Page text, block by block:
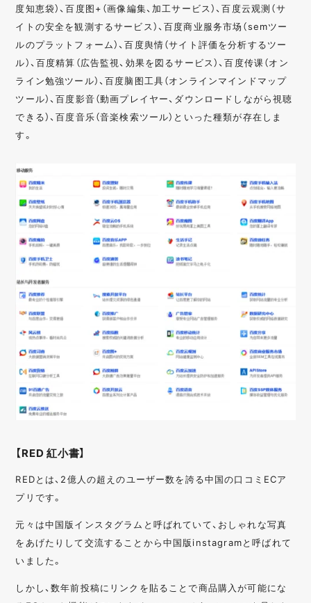
度知恵袋）、百度图+（画像編集、加工サービス）、百度云观测（サ
イトの安全を観測するサービス）、百度商业服务市场（semツー
ルのプラットフォーム）、百度舆情（サイト評価を分析するツー
ル）、百度精算（広告監視、効果を図るサービス）、百度传课（オン
ライン勉強ツール）、百度脑图工具（オンラインマインドマップ
ツール）、百度影音（動画プレイヤー、ダウンロードしながら視聴
できる）、百度音乐（音楽検索ツール）といった種類が存在しま
す。
【RED 紅小書】
REDとは、2億人の超えのユーザー数を誇る中国の口コミECア
プリです。
元々は中国版インスタグラムと呼ばれていて、おしゃれな写真
をあげたりして交流することから中国版instagramと呼ばれて
いました。
しかし、数年前投稿にリンクを貼ることで商品購入が可能にな